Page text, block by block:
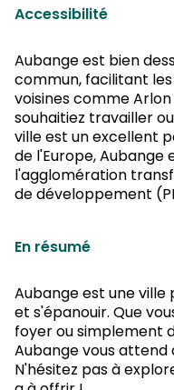
Accessibilité
Aubange est bien
commun, facilitant
voisines comme
souhaitiez travailler
ville est un excellent
de l'Europe, Aubange
l'agglomération
de développement
En résumé
Aubange est une ville
et s'épanouir. Que
foyer ou simplement
Aubange vous attend
N'hésitez pas à